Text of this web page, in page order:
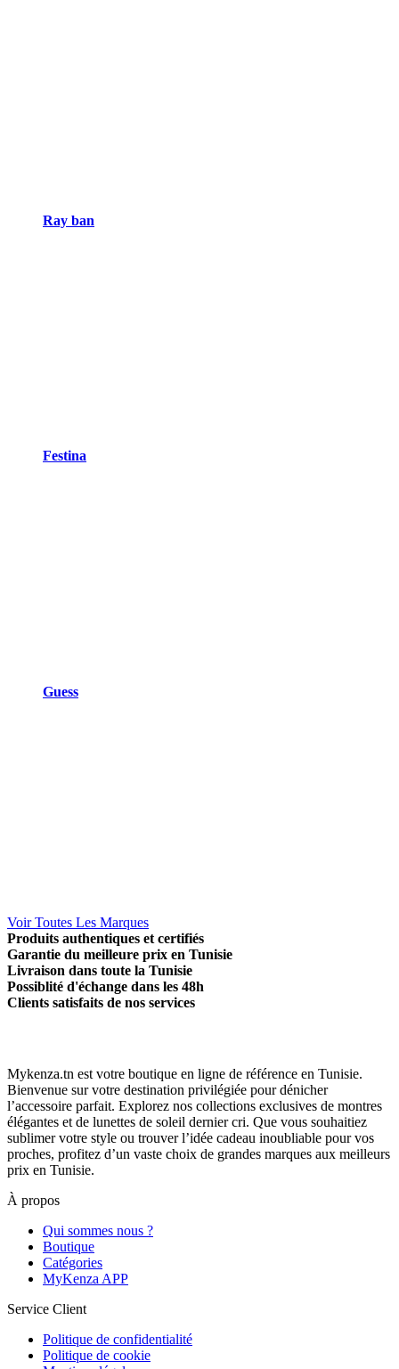
Ray ban
Festina
Guess
Voir Toutes Les Marques
Produits authentiques et certifiés
Garantie du meilleure prix en Tunisie
Livraison dans toute la Tunisie
Possiblité d'échange dans les 48h
Clients satisfaits de nos services
Mykenza.tn est votre boutique en ligne de référence en Tunisie.
Bienvenue sur votre destination privilégiée pour dénicher
l’accessoire parfait. Explorez nos collections exclusives de montres
élégantes et de lunettes de soleil dernier cri. Que vous souhaitiez
sublimer votre style ou trouver l’idée cadeau inoubliable pour vos
proches, profitez d’un vaste choix de grandes marques aux meilleurs
prix en Tunisie.
À propos
Qui sommes nous ?
Boutique
Catégories
MyKenza APP
Service Client
Politique de confidentialité
Politique de cookie